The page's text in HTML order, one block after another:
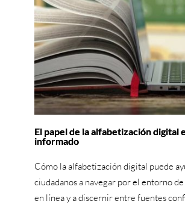
El papel de la alfabetización digital
informado
Cómo la alfabetización digital puede
ciudadanos a navegar por el entorno
en línea y a discernir entre fuentes